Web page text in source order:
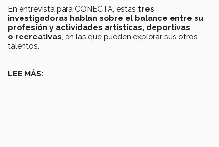
En entrevista para CONECTA, estas tres
investigadoras hablan sobre el balance entre su
profesión y actividades artísticas, deportivas
o recreativas , en las que pueden explorar sus otros
talentos.
LEE MÁS: